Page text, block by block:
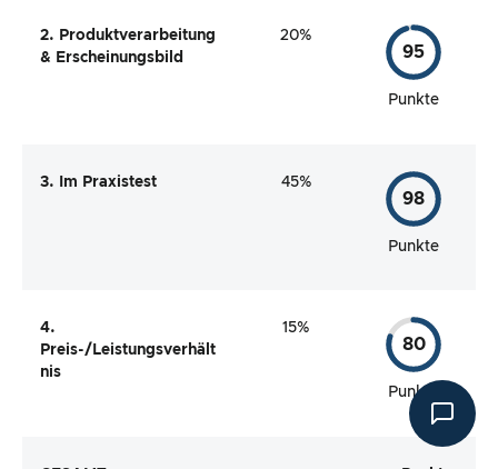
2. Produktverarbeitung
& Erscheinungsbild
20%
95
Punkte
3. Im Praxistest 45%
98
Punkte
4.
Preis-/Leistungsverhält
nis
15%
80
Punkte